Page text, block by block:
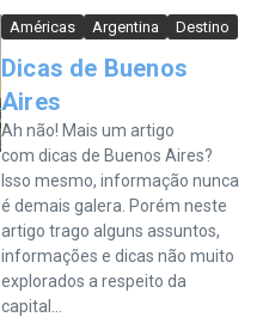
Américas Argentina Destino
Dicas de Buenos
Aires
Ah não! Mais um artigo
com dicas de Buenos Aires?
Isso mesmo, informação nunca
é demais galera. Porém neste
artigo trago alguns assuntos,
informações e dicas não muito
explorados a respeito da
capital...